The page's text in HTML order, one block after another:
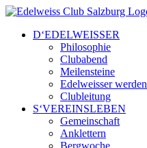
Zum
springenD‘EDELWEISSER
Philosophie
Clubabend
Meilensteine
Edelweisser werden
Clubleitung
S‘VEREINSLEBEN
Gemeinschaft
Anklettern
Bergwoche